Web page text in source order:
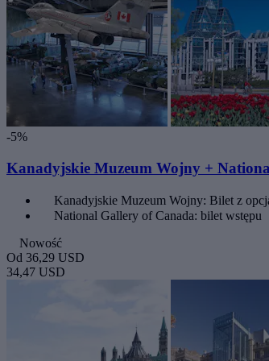
-5%
Kanadyjskie Muzeum Wojny +
Kanadyjskie Muzeum Wojny: Bilet z
National Gallery of Canada: bilet wstępu
Nowość
Od 36,29 USD
34,47 USD